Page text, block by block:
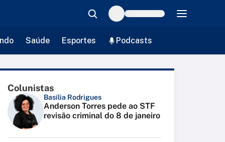
Saúde Esportes Podcasts
Colunistas
Basília Rodrigues
Anderson Torres pede ao STF
revisão criminal do 8 de janeiro